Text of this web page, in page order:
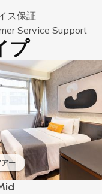
ス保証
Service Support
プ
ー